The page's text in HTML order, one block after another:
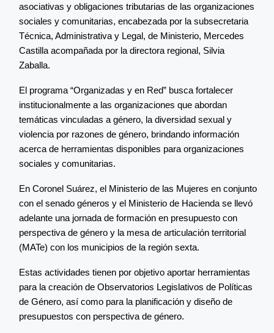
asociativas y obligaciones tributarias de las organizaciones
sociales y comunitarias, encabezada por la subsecretaria
Técnica, Administrativa y Legal, de Ministerio, Mercedes
Castilla acompañada por la directora regional, Silvia
Zaballa.
El programa “Organizadas y en Red” busca fortalecer
institucionalmente a las organizaciones que abordan
temáticas vinculadas a género, la diversidad sexual y
violencia por razones de género, brindando información
acerca de herramientas disponibles para organizaciones
sociales y comunitarias.
En Coronel Suárez, el Ministerio de las Mujeres en conjunto
con el senado géneros y el Ministerio de Hacienda se llevó
adelante una jornada de formación en presupuesto con
perspectiva de género y la mesa de articulación territorial
(MATe) con los municipios de la región sexta.
Estas actividades tienen por objetivo aportar herramientas
para la creación de Observatorios Legislativos de Políticas
de Género, así como para la planificación y diseño de
presupuestos con perspectiva de género.